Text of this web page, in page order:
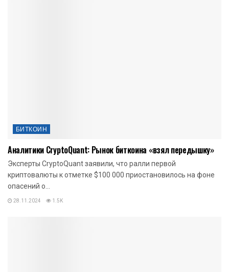
БИТКОИН
Аналитики CryptoQuant: Рынок биткоина «взял передышку»
Эксперты CryptoQuant заявили, что ралли первой
криптовалюты к отметке $100 000 приостановилось на фоне
опасений о...
28.11.2024 1.5K